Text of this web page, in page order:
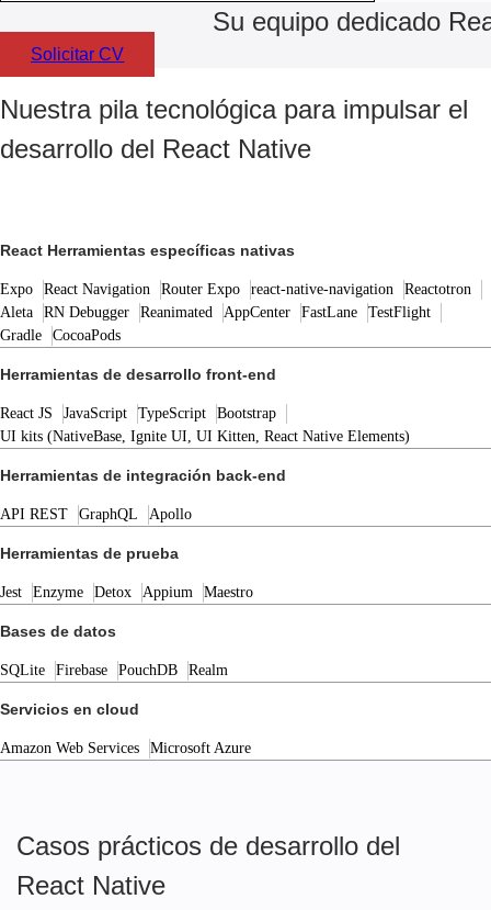
Su equipo dedicado
Solicitar CV
Nuestra pila tecnológica para impulsar el
desarrollo del React Native
React Herramientas específicas nativas
Expo React Navigation Router Expo react-native-navigation
Reactotron
Aleta
RN Debugger Reanimated AppCenter FastLane
TestFlight
Gradle
CocoaPods
Herramientas de desarrollo front-end
React JS JavaScript TypeScript
Bootstrap
UI kits (NativeBase, Ignite UI, UI Kitten, React Native Elements)
Herramientas de integración back-end
API REST GraphQL Apollo
Herramientas de prueba
Jest Enzyme Detox Appium Maestro
Bases de datos
SQLite Firebase PouchDB Realm
Servicios en cloud
Amazon Web Services Microsoft Azure
Casos prácticos de desarrollo del
React Native